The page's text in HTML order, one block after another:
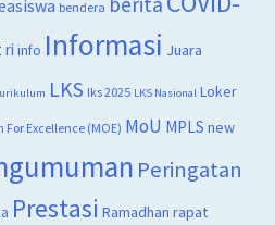
bendera
ri info Informasi Juara
LKS lks 2025 LKS Nasional Loker
For Excellence (MOE) MoU MPLS new
Peringatan
Prestasi Ramadhan rapat